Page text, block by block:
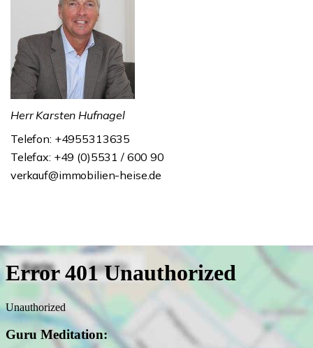
Herr Karsten Hufnagel
Telefon: +4955313635
Telefax: +49 (0)5531 / 600 90
verkauf@immobilien-heise.de